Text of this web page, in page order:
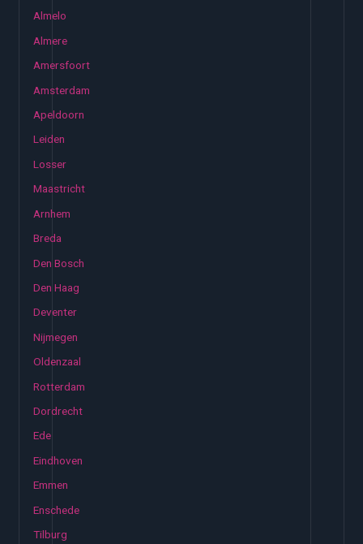
Almelo
Almere
Amersfoort
Amsterdam
Apeldoorn
Leiden
Losser
Maastricht
Arnhem
Breda
Den Bosch
Den Haag
Deventer
Nijmegen
Oldenzaal
Rotterdam
Dordrecht
Ede
Eindhoven
Emmen
Enschede
Tilburg